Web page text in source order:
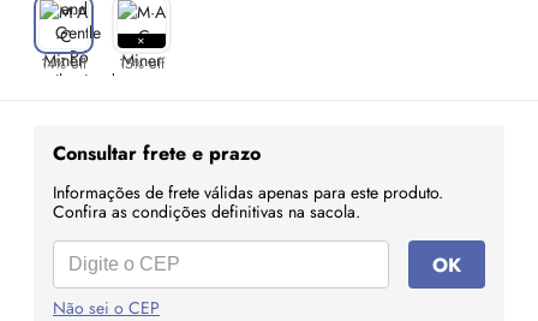
14% off 15% off
Consultar frete e prazo
Informações de frete válidas apenas para este produto.
Confira as condições definitivas na sacola.
OK
Não sei o CEP